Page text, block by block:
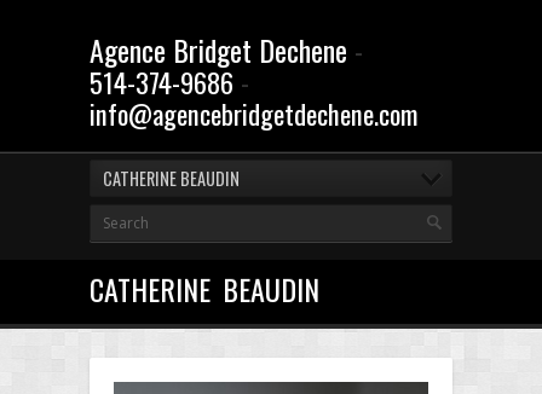
Agence Bridget Dechene -
514-374-9686 -
info@agencebridgetdechene.com
CATHERINE BEAUDIN
CATHERINE BEAUDIN